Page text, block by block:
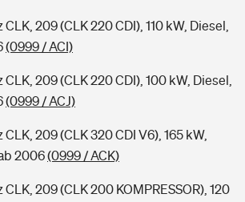
209 (CLK 220 CDI), 110 kW, Diesel,
(0999 / ACI)
209 (CLK 220 CDI), 100 kW, Diesel,
(0999 / ACJ)
209 (CLK 320 CDI V6), 165 kW,
2006(0999 / ACK)
209 (CLK 200 KOMPRESSOR), 120